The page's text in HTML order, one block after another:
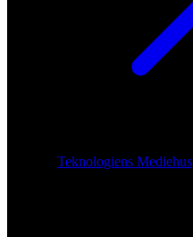
Teknologiens Mediehus